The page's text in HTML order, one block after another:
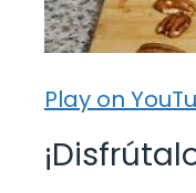
Play on